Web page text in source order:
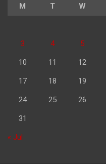
M T W
3 4 5
10 11 12
17 18 19
24 25 26
31
« Jul